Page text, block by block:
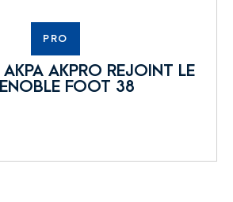
PRO
AKPRO REJOINT LE
FOOT 38